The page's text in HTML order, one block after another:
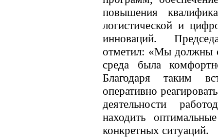
повышения
логистической и
инноваций.
отметил: «Мы должны
среда была
Благодаря таким
оперативно
деятельности
находить
конкретных ситуаций.